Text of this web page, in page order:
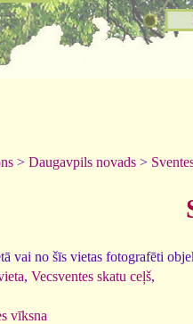
> Daugavpils novads >
vai no šīs vietas fotografēti
, Vecsventes skatu ceļš,
vīksna